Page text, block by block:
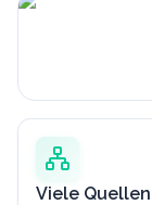
Viele Quellen